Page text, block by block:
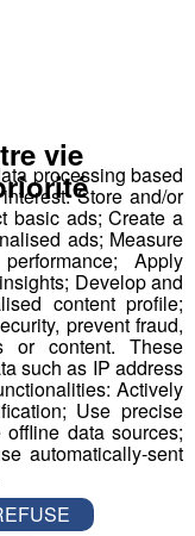
revivez notre
de l’événement
processing based
Store and/or
basic ads; Create a
ads; Measure
Apply
Develop and
content profile;
prevent fraud,
or content. These
such as IP address
Actively
Use precise
data sources;
automatically-sent
vie